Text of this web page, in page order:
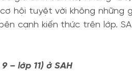
hội tuyệt vời không những
cạnh kiến thức trên lớp.
– lớp 11) ở SAH